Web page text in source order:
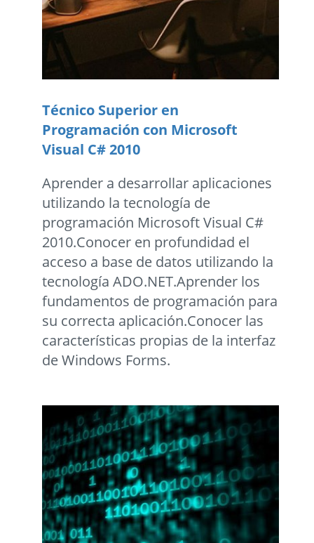
Técnico Superior en
Programación con Microsoft
Visual C# 2010
Aprender a desarrollar aplicaciones
utilizando la tecnologí­a de
programación Microsoft Visual C#
2010.Conocer en profundidad el
acceso a base de datos utilizando la
tecnologí­a ADO.NET.Aprender los
fundamentos de programación para
su correcta aplicación.Conocer las
caracterí­sticas propias de la interfaz
de Windows Forms.